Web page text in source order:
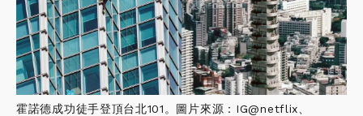
霍諾德成功徒手登頂台北101。圖片來源：IG@netflix、